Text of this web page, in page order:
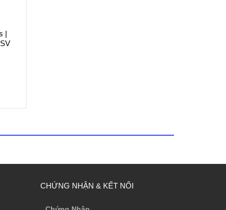
|
CHỨNG NHẬN & KẾT NỐI